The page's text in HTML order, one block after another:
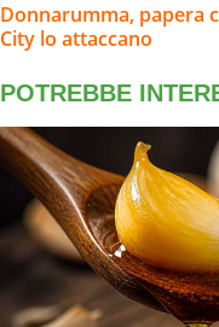
Donnarumma, papera
City lo attaccano